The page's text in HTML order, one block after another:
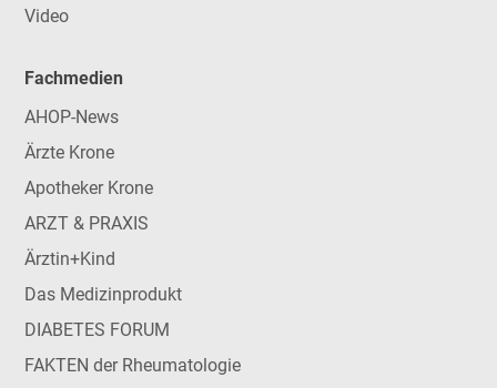
Video
Fachmedien
AHOP-News
Ärzte Krone
Apotheker Krone
ARZT & PRAXIS
Ärztin+Kind
Das Medizinprodukt
DIABETES FORUM
FAKTEN der Rheumatologie